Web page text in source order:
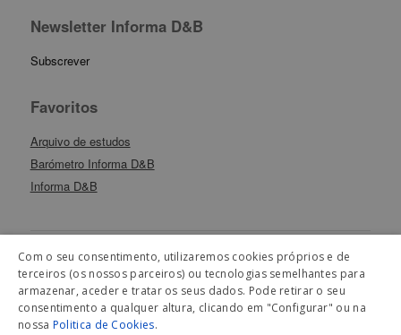
Newsletter Informa D&B
Subscrever
Favoritos
Arquivo de estudos
Barómetro Informa D&B
Informa D&B
Artigos Relacionados
Com o seu consentimento, utilizaremos cookies próprios e de
terceiros (os nossos parceiros) ou tecnologias semelhantes para
armazenar, aceder e tratar os seus dados. Pode retirar o seu
consentimento a qualquer altura, clicando em "Configurar" ou na
nossa Politica de Cookies.